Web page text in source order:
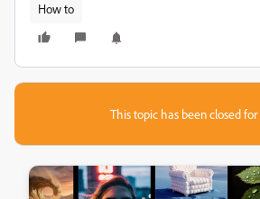
How to
This topic has been closed for